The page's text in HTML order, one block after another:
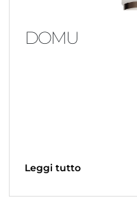
DOMU
Leggi tutto